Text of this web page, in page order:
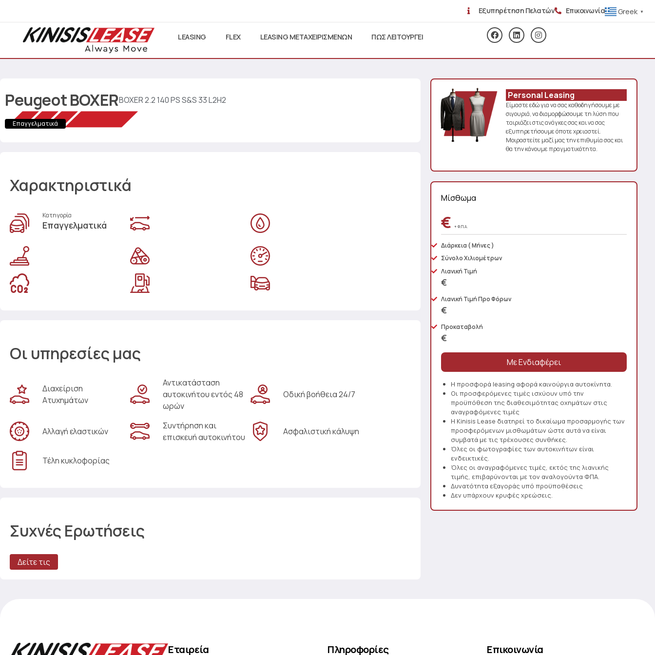
Εξυπηρέτηση Πελατών Επικοινωνία Greek ▼
LEASING FLEX LEASING ΜΕΤΑΧΕΙΡΙΣΜΕΝΩΝ ΠΩΣ ΛΕΙΤΟΥΡΓΕΙ
PeugeotBOXERBOXER 2.2 140 PS S&S 33 L2H2
Επαγγελματικά
Χαρακτηριστικά
Κατηγορία
Επαγγελματικά
Οι υπηρεσίες μας
Διαχείριση
Ατυχημάτων
Αντικατάσταση
αυτοκινήτου εντός 48
ωρών
Οδική βοήθεια 24/7
Αλλαγή ελαστικών
Συντήρηση και
επισκευή αυτοκινήτου
Ασφαλιστική κάλυψη
Τέλη κυκλοφορίας
Συχνές Ερωτήσεις
Δείτε τις
Personal Leasing
Είμαστε εδώ για να σας καθοδηγήσουμε με
σιγουριά, να διαμορφώσουμε τη λύση που
ταιριάζει στις ανάγκες σας και να σας
εξυπηρετήσουμε όποτε χρειαστεί.
Μοιραστείτε μαζί μας την επιθυμία σας και
θα την κάνουμε πραγματικότητα.
Μίσθωμα
€+ Φ.Π.Α.
Διάρκεια ( Μήνες )
Σύνολο Χιλιομέτρων
Λιανική Τιμή
€
Λιανική Τιμή Προ Φόρων
€
Προκαταβολή
€
Η προσφορά leasing αφορά καινούργια αυτοκίνητα.
Οι προσφερόμενες τιμές ισχύουν υπό την
προϋπόθεση της διαθεσιμότητας οχημάτων στις
αναγραφόμενες τιμές
Η Kinisis Lease διατηρεί το δικαίωμα προσαρμογής των
προσφερόμενων μισθωμάτων ώστε αυτά να είναι
συμβατά με τις τρέχουσες συνθήκες.
Όλες οι φωτογραφίες των αυτοκινήτων είναι
ενδεικτικές.
Όλες οι αναγραφόμενες τιμές, εκτός της λιανικής
τιμής, επιβαρύνονται με τον αναλογούντα ΦΠΑ.
Δυνατότητα εξαγοράς υπό προϋποθέσεις
Δεν υπάρχουν κρυφές χρεώσεις.
Εταιρεία Πληροφορίες Επικοινωνία